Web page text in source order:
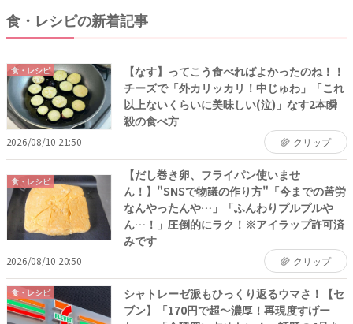
食・レシピの新着記事
食・レシピ
【なす】ってこう食べればよかったのね！！
チーズで「外カリッカリ！中じゅわ」「これ
以上ないくらいに美味しい(泣)」なす2本瞬
殺の食べ方
2026/08/10 21:50 クリップ
食・レシピ
【だし巻き卵、フライパン使いませ
ん！】"SNSで物議の作り方"「今までの苦労
なんやったんや…」「ふんわりプルプルや
ん…！」圧倒的にラク！※アイラップ許可済
みです
2026/08/10 20:50 クリップ
食・レシピ
シャトレーゼ派もひっくり返るウマさ！【セ
ブン】「170円で超〜濃厚！再現度すげー